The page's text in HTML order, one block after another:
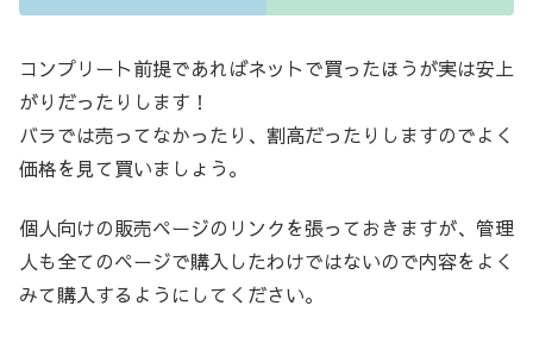
コンプリート前提であればネットで買ったほうが実は安上
がりだったりします！
バラでは売ってなかったり、割高だったりしますのでよく
価格を見て買いましょう。
個人向けの販売ページのリンクを張っておきますが、管理
人も全てのページで購入したわけではないので内容をよく
みて購入するようにしてください。